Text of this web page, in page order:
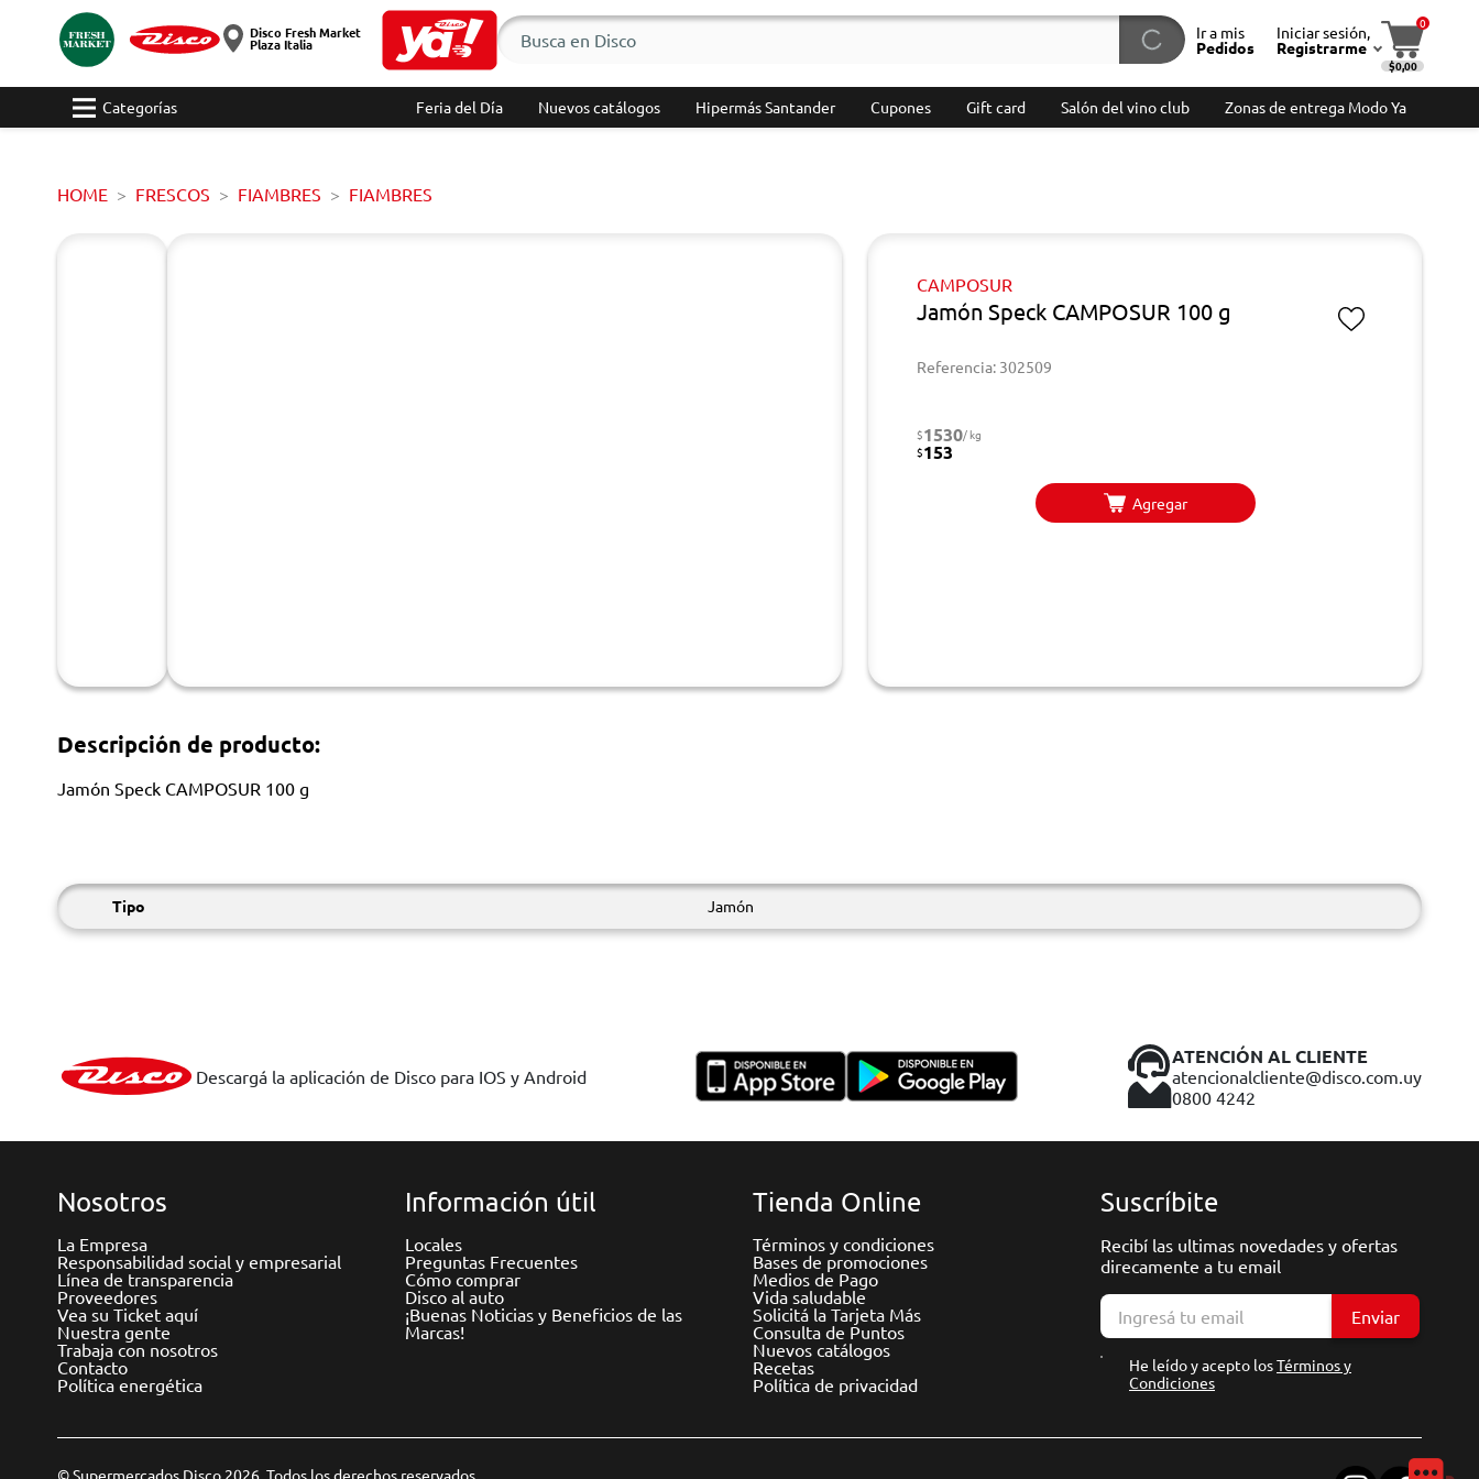
Disco Fresh Market
Plaza Italia
Ir a mis
Pedidos
Iniciar sesión,
Registrarme
0
$0,00
Categorías Feria del Día Nuevos catálogos Hipermás Santander Cupones Gift card Salón del vino club Zonas de entrega Modo Ya
HOME FRESCOS FIAMBRES FIAMBRES
CAMPOSUR
Jamón Speck CAMPOSUR 100 g
Referencia: 302509
$1530/ kg
$153
Agregar
Descripción de producto:
Jamón Speck CAMPOSUR 100 g
Tipo Jamón
Descargá la aplicación de Disco para IOS y Android
ATENCIÓN AL CLIENTE
atencionalcliente@disco.com.uy
0800 4242
Nosotros
La Empresa
Responsabilidad social y empresarial
Línea de transparencia
Proveedores
Vea su Ticket aquí
Nuestra gente
Trabaja con nosotros
Contacto
Política energética
Información útil
Locales
Preguntas Frecuentes
Cómo comprar
Disco al auto
¡Buenas Noticias y Beneficios de las
Marcas!
Tienda Online
Términos y condiciones
Bases de promociones
Medios de Pago
Vida saludable
Solicitá la Tarjeta Más
Consulta de Puntos
Nuevos catálogos
Recetas
Política de privacidad
Suscríbite
Recibí las ultimas novedades y ofertas
direcamente a tu email
Enviar
He leído y acepto losTérminos y
Condiciones
© Supermercados Disco 2026. Todos los derechos reservados